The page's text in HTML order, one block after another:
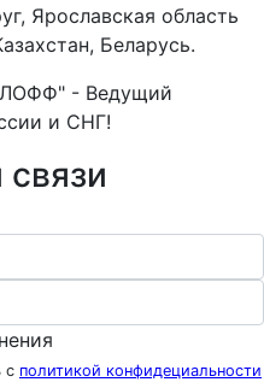
Ярославская область
Беларусь.
- Ведущий
и СНГ!
с политикой конфидециальности